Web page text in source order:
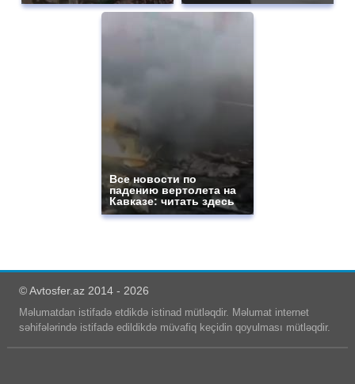
Все новости по
падению вертолета на
Кавказе: читать здесь
© Avtosfer.az 2014 - 2026
Məlumatdan istifadə etdikdə istinad mütləqdir. Məlumat internet
səhifələrində istifadə edildikdə müvafiq keçidin qoyulması mütləqdir.